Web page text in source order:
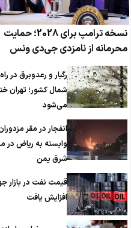
نسخه ترامپ برای 2028؛ حمایت
محرمانه از نامزدی جی‌دی ونس
رگبار و رعدوبرق در راه
شمال کشور؛ تهران
می‌شود
انفجار در مقر
وابسته به ریاض در
شرق یمن
قیمت نفت در بازار
افزایش یافت